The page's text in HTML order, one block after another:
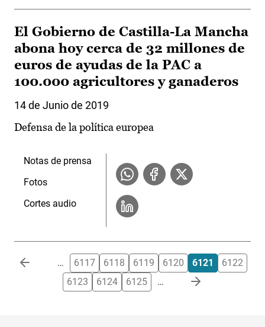
El Gobierno de Castilla-La Mancha
abona hoy cerca de 32 millones de
euros de ayudas de la PAC a
100.000 agricultores y ganaderos
14 de Junio de 2019
Defensa de la política europea
Notas de prensa
Fotos
Cortes audio
Paginación … 6117 6118 6119 6120 6121
6122
6123
6124 6125 …